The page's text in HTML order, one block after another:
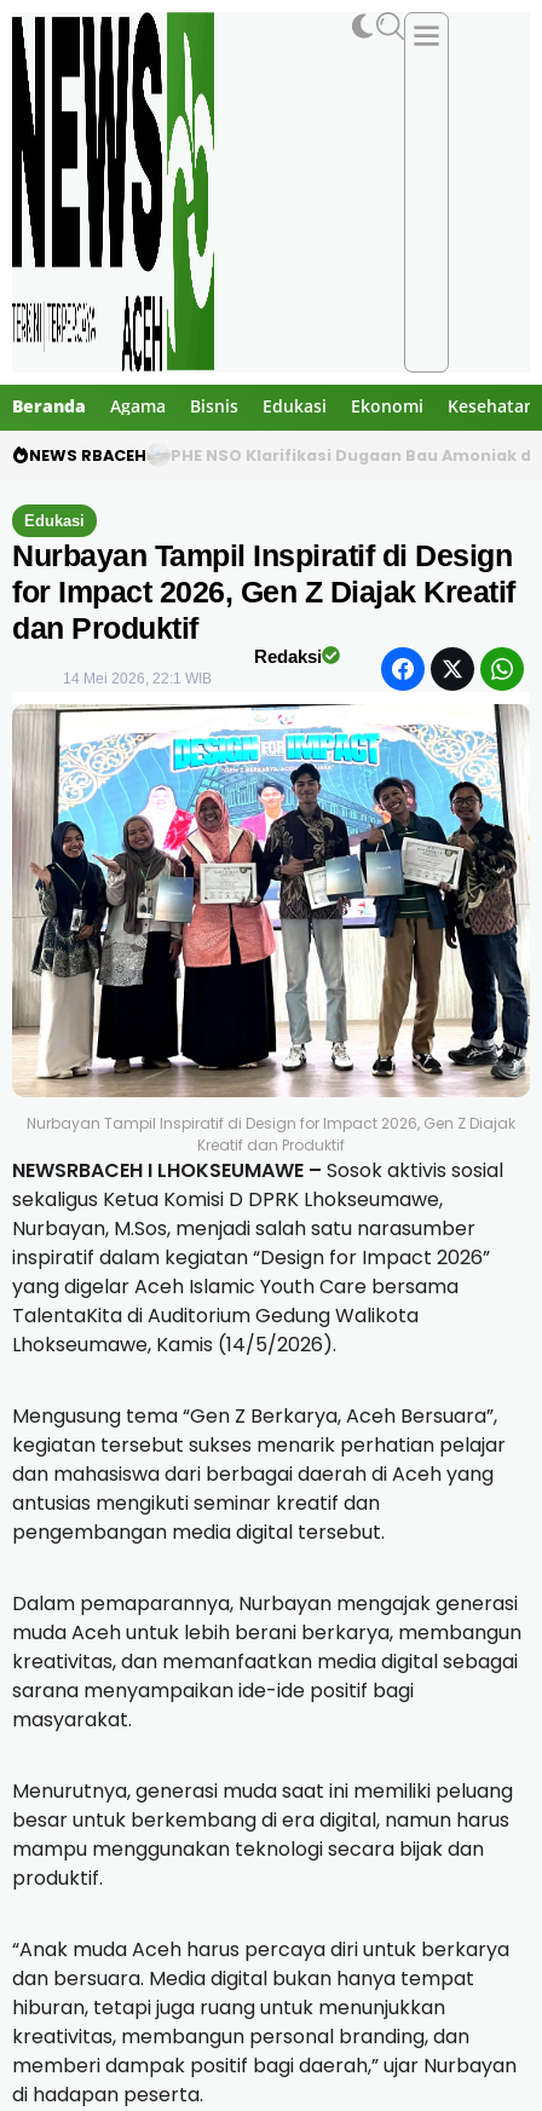
Beranda Agama Bisnis Edukasi Ekonomi Kesehatan
NEWS RBACEH PHE NSO Klarifikasi Dugaan Bau Amoniak
Edukasi
Nurbayan Tampil Inspiratif di Design
for Impact 2026, Gen Z Diajak Kreatif
dan Produktif
Redaksi
14 Mei 2026, 22:1 WIB
Nurbayan Tampil Inspiratif di Design for Impact 2026, Gen Z Diajak
Kreatif dan Produktif
NEWSRBACEH I LHOKSEUMAWE – Sosok aktivis sosial
sekaligus Ketua Komisi D DPRK Lhokseumawe,
Nurbayan, M.Sos, menjadi salah satu narasumber
inspiratif dalam kegiatan “Design for Impact 2026”
yang digelar Aceh Islamic Youth Care bersama
TalentaKita di Auditorium Gedung Walikota
Lhokseumawe, Kamis (14/5/2026).
Mengusung tema “Gen Z Berkarya, Aceh Bersuara”,
kegiatan tersebut sukses menarik perhatian pelajar
dan mahasiswa dari berbagai daerah di Aceh yang
antusias mengikuti seminar kreatif dan
pengembangan media digital tersebut.
Dalam pemaparannya, Nurbayan mengajak generasi
muda Aceh untuk lebih berani berkarya, membangun
kreativitas, dan memanfaatkan media digital sebagai
sarana menyampaikan ide-ide positif bagi
masyarakat.
Menurutnya, generasi muda saat ini memiliki peluang
besar untuk berkembang di era digital, namun harus
mampu menggunakan teknologi secara bijak dan
produktif.
“Anak muda Aceh harus percaya diri untuk berkarya
dan bersuara. Media digital bukan hanya tempat
hiburan, tetapi juga ruang untuk menunjukkan
kreativitas, membangun personal branding, dan
memberi dampak positif bagi daerah,” ujar Nurbayan
di hadapan peserta.